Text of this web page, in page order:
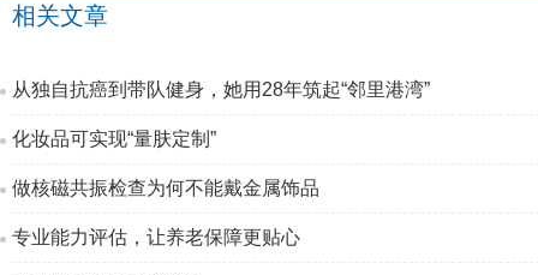
相关文章
从独自抗癌到带队健身，她用28年筑起“邻里港湾”
化妆品可实现“量肤定制”
做核磁共振检查为何不能戴金属饰品
专业能力评估，让养老保障更贴心